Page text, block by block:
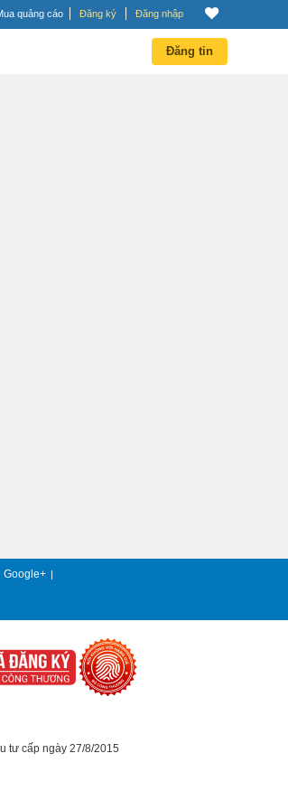
quảng cáo Đăng ký Đăng nhập
Đăng tin
Google+ |
tư cấp ngày 27/8/2015